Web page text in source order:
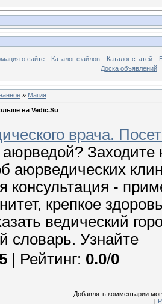
о сайте Каталог файлов Каталог статей
Доска объявлений
» Магия
на Vedic.Su
врача.
Заходите
аюрведических
консультация -
крепкое
ведический
словарь. Узнайте
| Рейтинг: 0.0/0
Добавлять комментарии
[